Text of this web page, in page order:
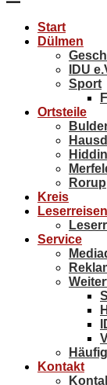
Start
Dülmen
IDU
Sport
Ortsteile
Rorup
Kreis
Leserreisen
Service
Kontakt